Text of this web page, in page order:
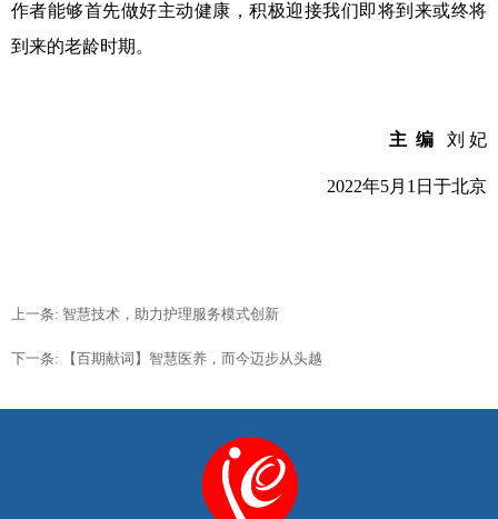
作者能够首先做好主动健康，积极迎接我们即将到来或终将
到来的老龄时期。
主 编 刘 妃
2022年5月 1 日于北京
上一条: 智慧技术，助力护理服务模式创新
下一条: 【百期献词】智慧医养，而今迈步从头越